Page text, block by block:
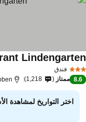
فندق
8.6 ممتاز 1,218
اختر التواريخ لمشاهدة